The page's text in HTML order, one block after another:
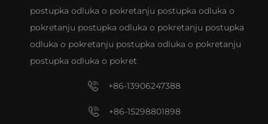
postupka odluka o pokretanju postupka odluka o
pokretanju postupka odluka o pokretanju postupka
odluka o pokretanju postupka odluka o pokretanju
postupka odluka o pokret
+86-13906247388
+86-15298801898